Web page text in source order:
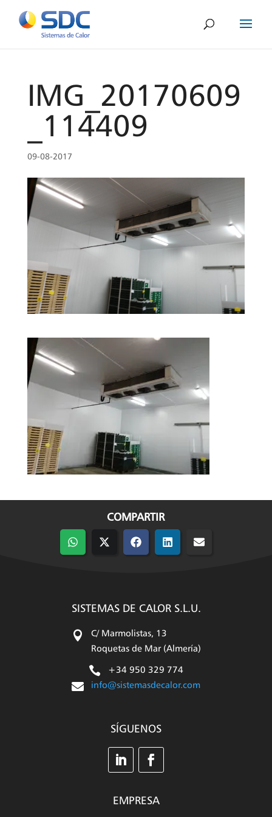
IMG_20170609
_114409
09-08-2017
COMPARTIR
Compartir
en
CompartirCompartir
en
Compartir
en
Compartir
SISTEMAS DE CALOR S.L.U.

C/ Marmolistas, 13
Roquetas de Mar (Almería)
 +34 950 329 774
 info@sistemasdecalor.com
SÍGUENOS
EMPRESA